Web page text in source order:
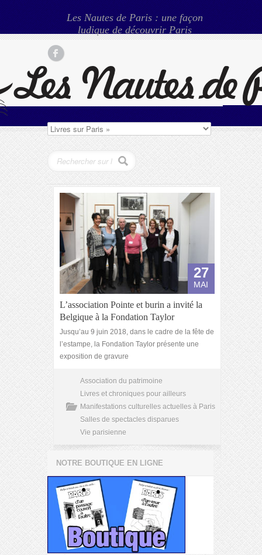
Les Nautes de Paris : une façon
ludique de découvrir Paris
27
MAI
L’association Pointe et burin a invité la
Belgique à la Fondation Taylor
Jusqu’au 9 juin 2018, dans le cadre de la fête de
l’estampe, la Fondation Taylor présente une
exposition de gravure
Association du patrimoine
Livres et chroniques pour ailleurs
Manifestations culturelles actuelles à Paris
Salles de spectacles disparues
Vie parisienne
NOTRE BOUTIQUE EN LIGNE